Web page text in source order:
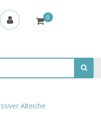
0
Alteiche